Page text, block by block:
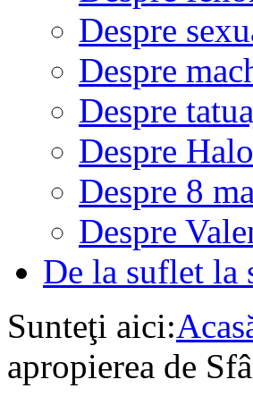
Despre
Despre
Despre
Despre
Despre 8
Despre
De la suflet la
Sunteţi aici:
apropierea de